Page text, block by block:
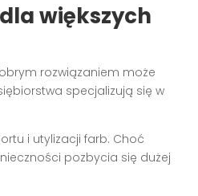
większych
rozwiązaniem może
specjalizują się w
i utylizacji farb. Choć
pozbycia się dużej